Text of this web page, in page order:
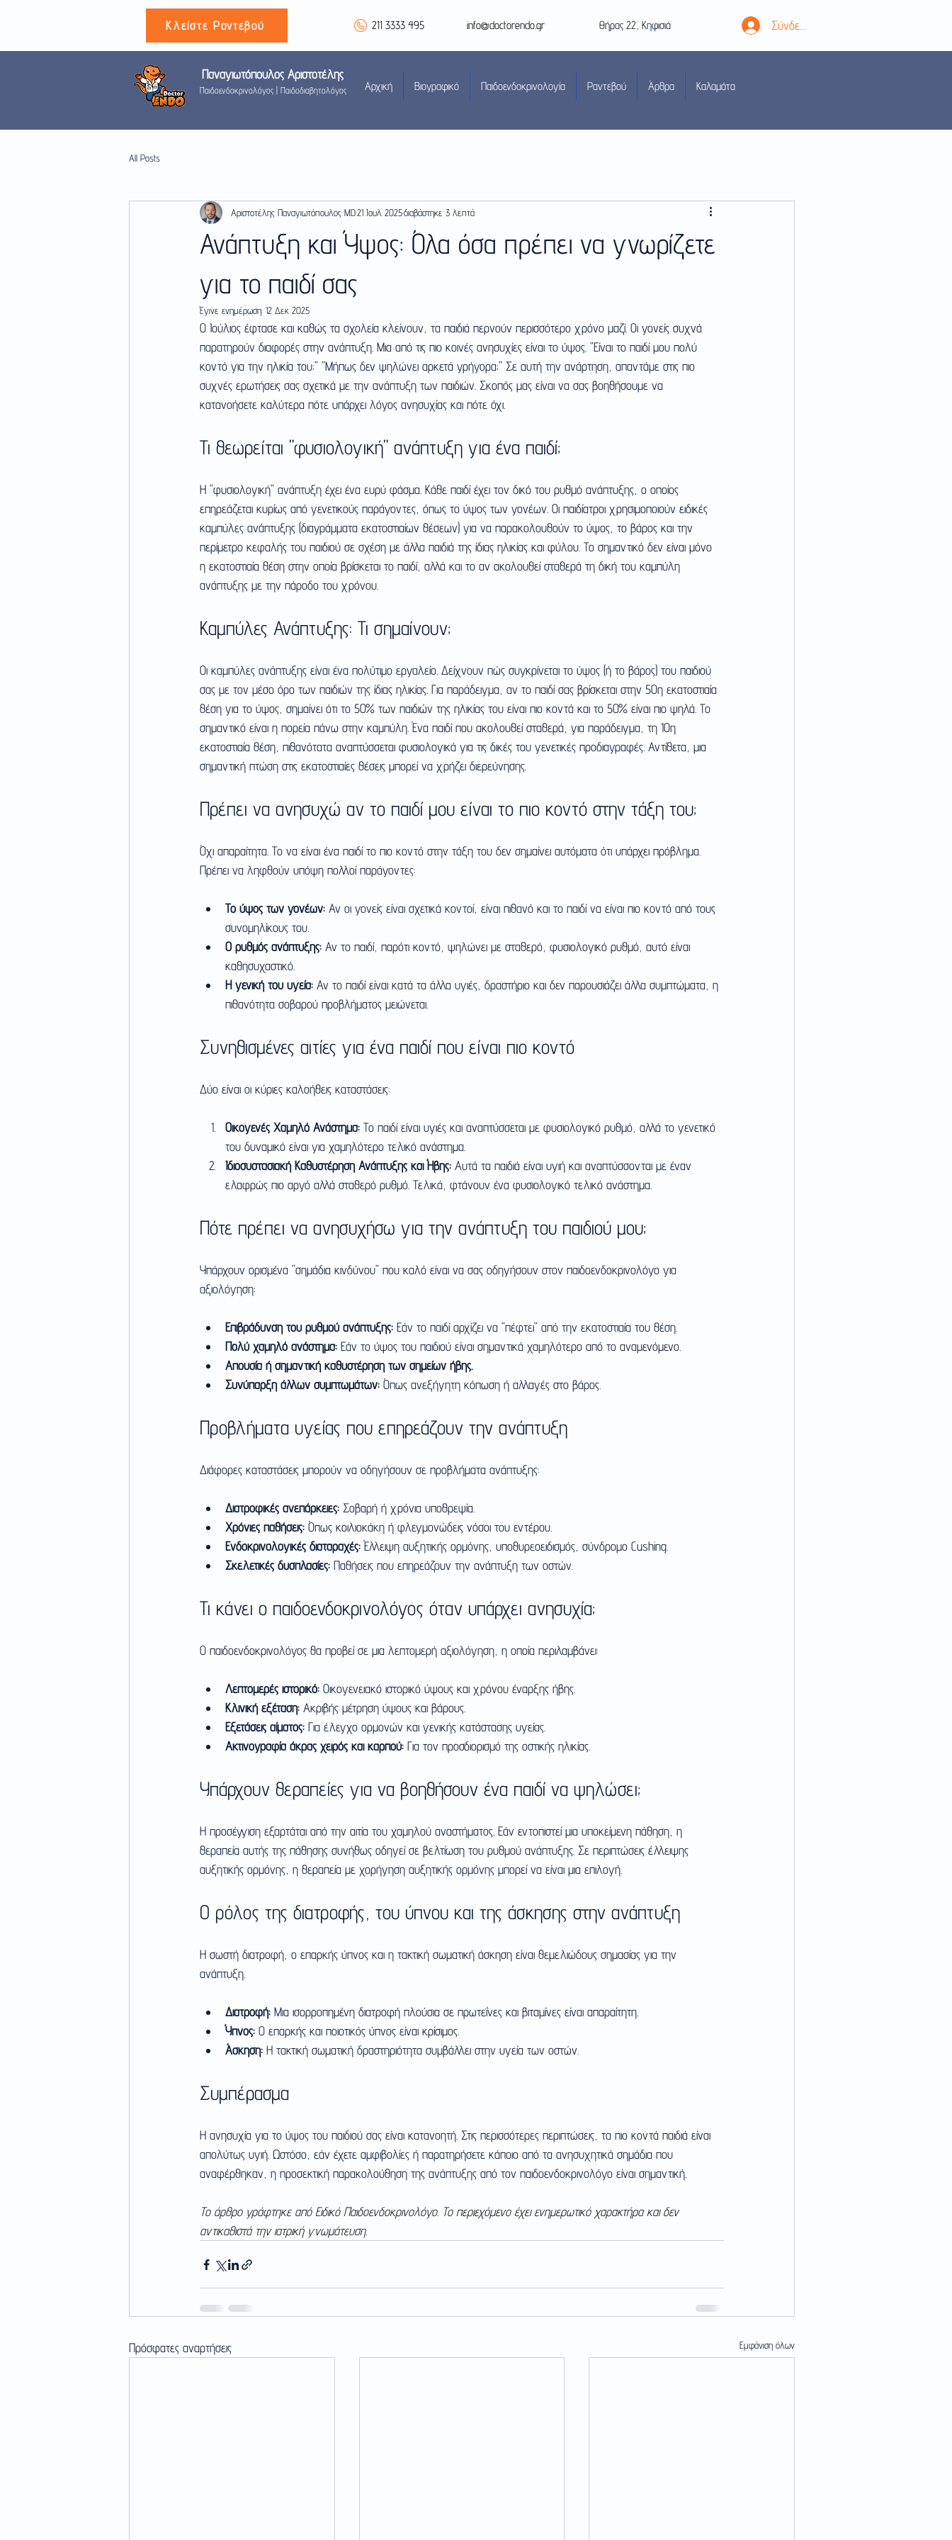
Κλείστε Ραντεβού 211 3333 495 info@doctorendo.gr Θήρας 22, Κηφισιά Σύνδεση
Παναγιωτόπουλος Αριστοτέλης
Παιδοενδοκρινολόγος | Παιδοδιαβητολόγος Αρχική Βιογραφικό Παιδοενδοκρινολογία Ραντεβού Άρθρα Καλαμάτα
All Posts
Ανάπτυξη και Ύψος: Όλα όσα πρέπει να γνωρίζετε
για το παιδί σας
Αριστοτέλης Παναγιωτόπουλος MD21 Ιουλ 2025διαβάστηκε 3 λεπτά
Έγινε ενημέρωση: 12 Δεκ 2025
Ο Ιούλιος έφτασε και καθώς τα σχολεία κλείνουν, τα παιδιά περνούν περισσότερο χρόνο μαζί. Οι γονείς συχνά
παρατηρούν διαφορές στην ανάπτυξη. Μια από τις πιο κοινές ανησυχίες είναι το ύψος. "Είναι το παιδί μου πολύ
κοντό για την ηλικία του;" "Μήπως δεν ψηλώνει αρκετά γρήγορα;" Σε αυτή την ανάρτηση, απαντάμε στις πιο
συχνές ερωτήσεις σας σχετικά με την ανάπτυξη των παιδιών. Σκοπός μας είναι να σας βοηθήσουμε να
κατανοήσετε καλύτερα πότε υπάρχει λόγος ανησυχίας και πότε όχι.
Τι θεωρείται "φυσιολογική" ανάπτυξη για ένα παιδί;
Η "φυσιολογική" ανάπτυξη έχει ένα ευρύ φάσμα. Κάθε παιδί έχει τον δικό του ρυθμό ανάπτυξης, ο οποίος
επηρεάζεται κυρίως από γενετικούς παράγοντες, όπως το ύψος των γονέων. Οι παιδίατροι χρησιμοποιούν ειδικές
καμπύλες ανάπτυξης (διαγράμματα εκατοστιαίων θέσεων) για να παρακολουθούν το ύψος, το βάρος και την
περίμετρο κεφαλής του παιδιού σε σχέση με άλλα παιδιά της ίδιας ηλικίας και φύλου. Το σημαντικό δεν είναι μόνο
η εκατοστιαία θέση στην οποία βρίσκεται το παιδί, αλλά και το αν ακολουθεί σταθερά τη δική του καμπύλη
ανάπτυξης με την πάροδο του χρόνου.
Καμπύλες Ανάπτυξης: Τι σημαίνουν;
Οι καμπύλες ανάπτυξης είναι ένα πολύτιμο εργαλείο. Δείχνουν πώς συγκρίνεται το ύψος (ή το βάρος) του παιδιού
σας με τον μέσο όρο των παιδιών της ίδιας ηλικίας. Για παράδειγμα, αν το παιδί σας βρίσκεται στην 50η εκατοστιαία
θέση για το ύψος, σημαίνει ότι το 50% των παιδιών της ηλικίας του είναι πιο κοντά και το 50% είναι πιο ψηλά. Το
σημαντικό είναι η πορεία πάνω στην καμπύλη. Ένα παιδί που ακολουθεί σταθερά, για παράδειγμα, τη 10η
εκατοστιαία θέση, πιθανότατα αναπτύσσεται φυσιολογικά για τις δικές του γενετικές προδιαγραφές. Αντίθετα, μια
σημαντική πτώση στις εκατοστιαίες θέσεις μπορεί να χρήζει διερεύνησης.
Πρέπει να ανησυχώ αν το παιδί μου είναι το πιο κοντό στην τάξη του;
Όχι απαραίτητα. Το να είναι ένα παιδί το πιο κοντό στην τάξη του δεν σημαίνει αυτόματα ότι υπάρχει πρόβλημα.
Πρέπει να ληφθούν υπόψη πολλοί παράγοντες:
Το ύψος των γονέων: Αν οι γονείς είναι σχετικά κοντοί, είναι πιθανό και το παιδί να είναι πιο κοντό από τους
συνομηλίκους του.
Ο ρυθμός ανάπτυξης: Αν το παιδί, παρότι κοντό, ψηλώνει με σταθερό, φυσιολογικό ρυθμό, αυτό είναι
καθησυχαστικό.
Η γενική του υγεία: Αν το παιδί είναι κατά τα άλλα υγιές, δραστήριο και δεν παρουσιάζει άλλα συμπτώματα, η
πιθανότητα σοβαρού προβλήματος μειώνεται.
Συνηθισμένες αιτίες για ένα παιδί που είναι πιο κοντό
Δύο είναι οι κύριες καλοήθεις καταστάσεις:
Οικογενές Χαμηλό Ανάστημα: Το παιδί είναι υγιές και αναπτύσσεται με φυσιολογικό ρυθμό, αλλά το γενετικό
του δυναμικό είναι για χαμηλότερο τελικό ανάστημα.
Ιδιοσυστασιακή Καθυστέρηση Ανάπτυξης και Ήβης: Αυτά τα παιδιά είναι υγιή και αναπτύσσονται με έναν
ελαφρώς πιο αργό αλλά σταθερό ρυθμό. Τελικά, φτάνουν ένα φυσιολογικό τελικό ανάστημα.
Πότε πρέπει να ανησυχήσω για την ανάπτυξη του παιδιού μου;
Υπάρχουν ορισμένα "σημάδια κινδύνου" που καλό είναι να σας οδηγήσουν στον παιδοενδοκρινολόγο για
αξιολόγηση:
Επιβράδυνση του ρυθμού ανάπτυξης: Εάν το παιδί αρχίζει να "πέφτει" από την εκατοστιαία του θέση.
Πολύ χαμηλό ανάστημα: Εάν το ύψος του παιδιού είναι σημαντικά χαμηλότερο από το αναμενόμενο.
Απουσία ή σημαντική καθυστέρηση των σημείων ήβης.
Συνύπαρξη άλλων συμπτωμάτων: Όπως ανεξήγητη κόπωση ή αλλαγές στο βάρος.
Προβλήματα υγείας που επηρεάζουν την ανάπτυξη
Διάφορες καταστάσεις μπορούν να οδηγήσουν σε προβλήματα ανάπτυξης:
Διατροφικές ανεπάρκειες: Σοβαρή ή χρόνια υποθρεψία.
Χρόνιες παθήσεις: Όπως κοιλιοκάκη ή φλεγμονώδεις νόσοι του εντέρου.
Ενδοκρινολογικές διαταραχές: Έλλειψη αυξητικής ορμόνης, υποθυρεοειδισμός, σύνδρομο Cushing.
Σκελετικές δυσπλασίες: Παθήσεις που επηρεάζουν την ανάπτυξη των οστών.
Τι κάνει ο παιδοενδοκρινολόγος όταν υπάρχει ανησυχία;
Ο παιδοενδοκρινολόγος θα προβεί σε μια λεπτομερή αξιολόγηση, η οποία περιλαμβάνει:
Λεπτομερές ιστορικό: Οικογενειακό ιστορικό ύψους και χρόνου έναρξης ήβης.
Κλινική εξέταση: Ακριβής μέτρηση ύψους και βάρους.
Εξετάσεις αίματος: Για έλεγχο ορμονών και γενικής κατάστασης υγείας.
Ακτινογραφία άκρας χειρός και καρπού: Για τον προσδιορισμό της οστικής ηλικίας.
Υπάρχουν θεραπείες για να βοηθήσουν ένα παιδί να ψηλώσει;
Η προσέγγιση εξαρτάται από την αιτία του χαμηλού αναστήματος. Εάν εντοπιστεί μια υποκείμενη πάθηση, η
θεραπεία αυτής της πάθησης συνήθως οδηγεί σε βελτίωση του ρυθμού ανάπτυξης. Σε περιπτώσεις έλλειψης
αυξητικής ορμόνης, η θεραπεία με χορήγηση αυξητικής ορμόνης μπορεί να είναι μια επιλογή.
Ο ρόλος της διατροφής, του ύπνου και της άσκησης στην ανάπτυξη
Η σωστή διατροφή, ο επαρκής ύπνος και η τακτική σωματική άσκηση είναι θεμελιώδους σημασίας για την
ανάπτυξη.
Διατροφή: Μια ισορροπημένη διατροφή πλούσια σε πρωτεΐνες και βιταμίνες είναι απαραίτητη.
Ύπνος: Ο επαρκής και ποιοτικός ύπνος είναι κρίσιμος.
Άσκηση: Η τακτική σωματική δραστηριότητα συμβάλλει στην υγεία των οστών.
Συμπέρασμα
Η ανησυχία για το ύψος του παιδιού σας είναι κατανοητή. Στις περισσότερες περιπτώσεις, τα πιο κοντά παιδιά είναι
απολύτως υγιή. Ωστόσο, εάν έχετε αμφιβολίες ή παρατηρήσετε κάποιο από τα ανησυχητικά σημάδια που
αναφέρθηκαν, η προσεκτική παρακολούθηση της ανάπτυξης από τον παιδοενδοκρινολόγο είναι σημαντική.
Το άρθρο γράφτηκε από Ειδικό Παιδοενδοκρινολόγο. Το περιεχόμενο έχει ενημερωτικό χαρακτήρα και δεν
αντικαθιστά την ιατρική γνωμάτευση.
Πρόσφατες αναρτήσεις Εμφάνιση όλων